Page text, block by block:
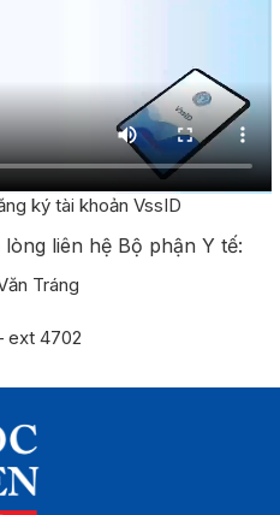
ký tài khoản VssID
liên hệ Bộ phận Y tế:
Tráng
ext 4702